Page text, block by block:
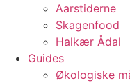
Aarstiderne
Skagenfood
Halkær Ådal
Guides
Økologiske